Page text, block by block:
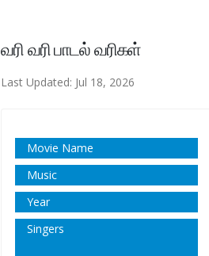
வரி வரி பாடல் வரிகள்
Last Updated: Jul 18, 2026
Movie Name
Music
Year
Singers